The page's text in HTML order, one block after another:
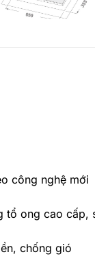
công nghệ mới
tổ ong cao cấp,
chống gió